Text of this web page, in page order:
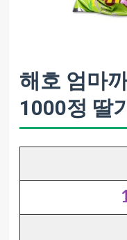
해호 엄마
1000정 딸